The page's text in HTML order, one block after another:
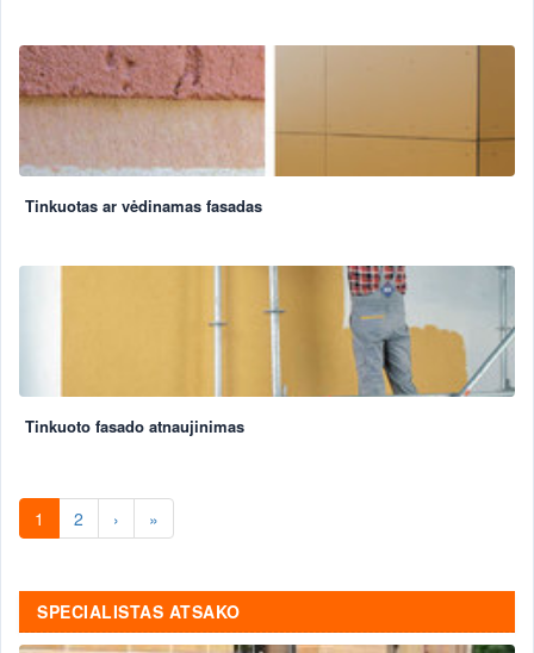
Tinkuotas ar vėdinamas fasadas
Tinkuoto fasado atnaujinimas
1 2 › »
SPECIALISTAS ATSAKO